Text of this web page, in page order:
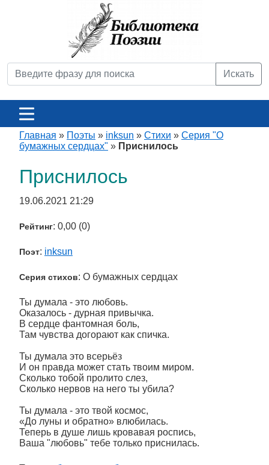
Искать
Главная » Поэты » inksun » Стихи » Серия "О
бумажных сердцах" » Приснилось
Приснилось
19.06.2021 21:29
Рейтинг: 0,00 (0)
Поэт: inksun
Серия стихов: О бумажных сердцах
Ты думала - это любовь.
Оказалось - дурная привычка.
В сердце фантомная боль,
Там чувства догорают как спичка.
Ты думала это всерьёз
И он правда может стать твоим миром.
Сколько тобой пролито слез,
Сколько нервов на него ты убила?
Ты думала - это твой космос,
«До луны и обратно» влюбилась.
Теперь в душе лишь кровавая роспись,
Ваша "любовь" тебе только приснилась.